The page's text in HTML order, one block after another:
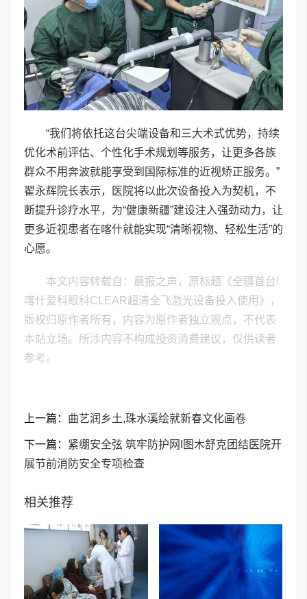
“我们将依托这台尖端设备和三大术式优势，持续
优化术前评估、个性化手术规划等服务，让更多各族
群众不用奔波就能享受到国际标准的近视矫正服务。”
翟永辉院长表示，医院将以此次设备投入为契机，不
断提升诊疗水平，为“健康新疆”建设注入强劲动力，让
更多近视患者在喀什就能实现“清晰视物、轻松生活”的
心愿。
本文内容转载自：晨报之声，原标题《全疆首台!
喀什爱科眼科CLEAR超清全飞激光设备投入使用》，
版权归原作者所有，内容为原作者独立观点，不代表
本站立场。所涉内容不构成投资消费建议，仅供读者
参考。
上一篇： 曲艺润乡土,珠水溪绘就新春文化画卷
下一篇： 紧绷安全弦 筑牢防护网I图木舒克团结医院开
展节前消防安全专项检查
相关推荐